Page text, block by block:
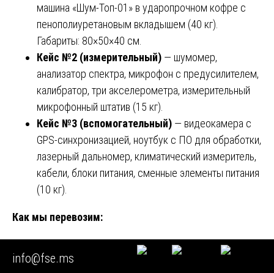
машина «Шум-Топ-01» в ударопрочном кофре с
пенополиуретановым вкладышем (40 кг).
Габариты: 80×50×40 см.
Кейс №2 (измерительный) — шумомер,
анализатор спектра, микрофон с предусилителем,
калибратор, три акселерометра, измерительный
микрофонный штатив (15 кг).
Кейс №3 (вспомогательный) — видеокамера с
GPS-синхронизацией, ноутбук с ПО для обработки,
лазерный дальномер, климатический измеритель,
кабели, блоки питания, сменные элементы питания
(10 кг).
Как мы перевозим:
Авиацией (Самолёты «Россия», «Аэрофлот», S7) —
оборудование сдаётся в негабаритный багаж с
info@fse.ms